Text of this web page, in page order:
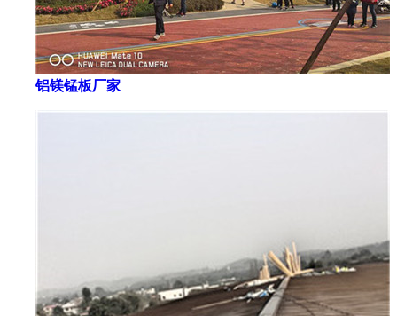
铝镁锰板厂家